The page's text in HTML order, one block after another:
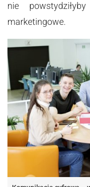
nie
marketingowe.